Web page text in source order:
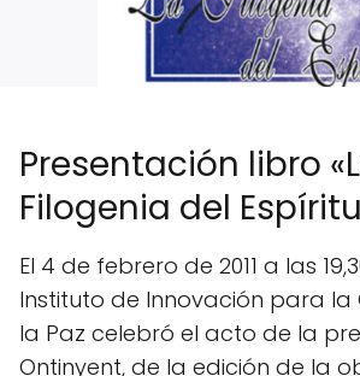
Presentación libro
Filogenia del
El 4 de febrero de 2011 a las
Instituto de Innovación para la
la Paz celebró el acto de la
Ontinyent, de la edición de la